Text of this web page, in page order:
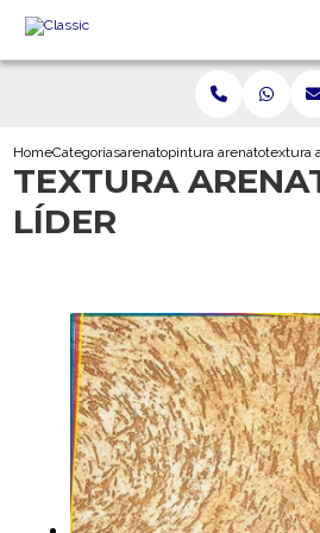
HomeCategoriasarenatopintura arenatotextura
TEXTURA
LÍDER